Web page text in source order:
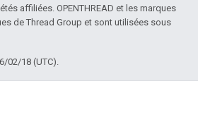
affiliées. OPENTHREAD et les marques
de Thread Group et sont utilisées sous
02/18 (UTC).